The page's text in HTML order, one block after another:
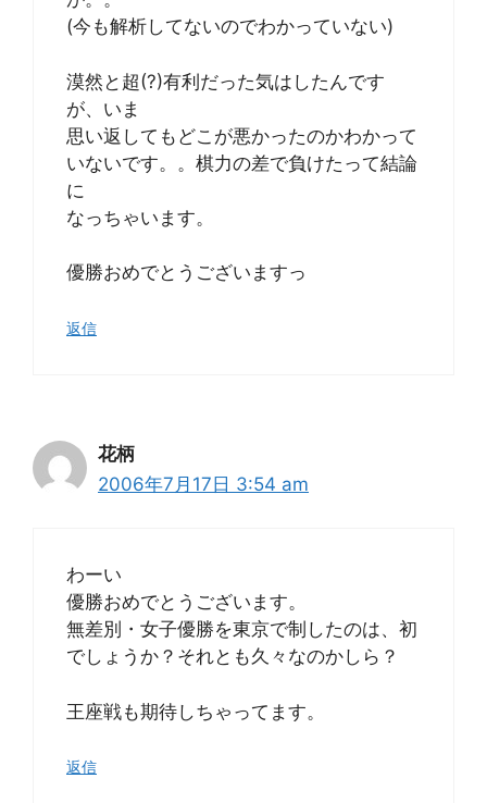
(今も解析してないのでわかっていない)
漠然と超(?)有利だった気はしたんです
が、いま
思い返してもどこが悪かったのかわかって
いないです。。棋力の差で負けたって結論
に
なっちゃいます。
優勝おめでとうございますっ
返信
花柄
2006年7月17日 3:54 am
わーい
優勝おめでとうございます。
無差別・女子優勝を東京で制したのは、初
でしょうか？それとも久々なのかしら？
王座戦も期待しちゃってます。
返信